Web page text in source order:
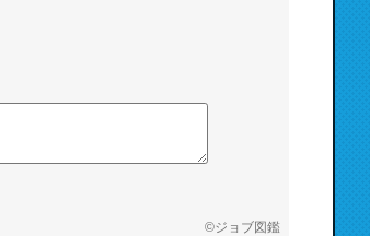
©ジョブ図鑑